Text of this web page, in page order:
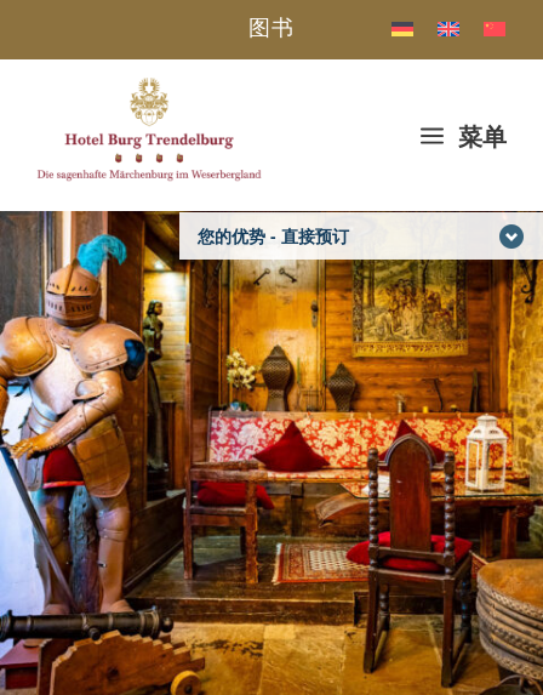
您的优势 - 直接预订
a 菜单
图书